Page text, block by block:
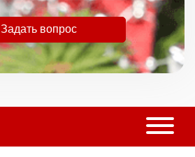
Задать вопрос